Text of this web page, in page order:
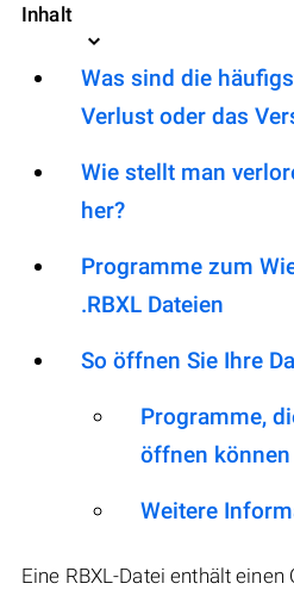
Inhalt
Was sind die
Verlust oder das
Wie stellt man
her?
Programme zum
.RBXL Dateien
So öffnen Sie Ihre
Programme,
öffnen können
Weitere
Eine RBXL-Datei enthält einen